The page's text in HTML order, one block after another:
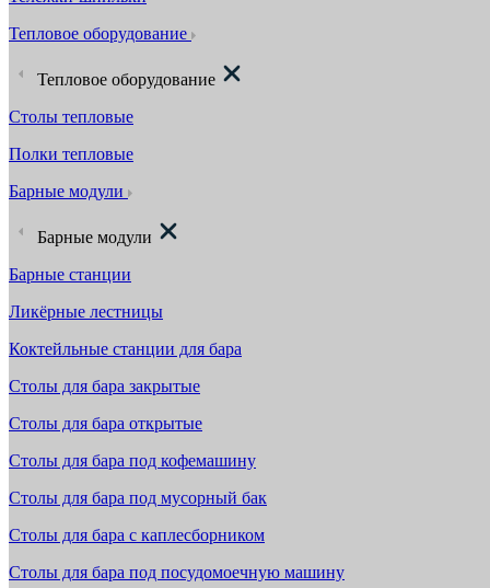
Тепловое оборудование
Тепловое оборудование
Столы тепловые
Полки тепловые
Барные модули
Барные модули
Барные станции
Ликёрные лестницы
Коктейльные станции для бара
Столы для бара закрытые
Столы для бара открытые
Столы для бара под кофемашину
Столы для бара под мусорный бак
Столы для бара с каплесборником
Столы для бара под посудомоечную машину